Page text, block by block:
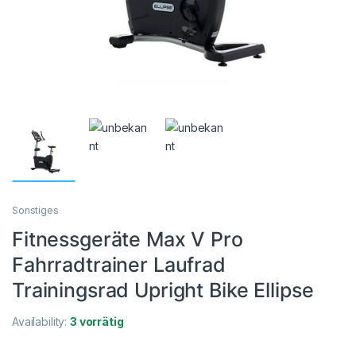
Sonstiges
Fitnessgeräte Max V Pro
Fahrradtrainer Laufrad
Trainingsrad Upright Bike Ellipse
Availability:3 vorrätig